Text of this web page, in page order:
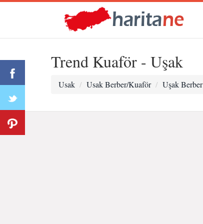
Trend Kuaför - Uşak
Usak Usak Berber/Kuaför Uşak Berber